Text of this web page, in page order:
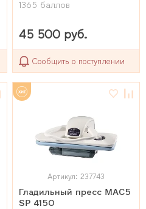
1365 баллов
45 500 руб.
Сообщить о поступлении
Артикул: 237743
Гладильный пресс MAC5
SP 4150